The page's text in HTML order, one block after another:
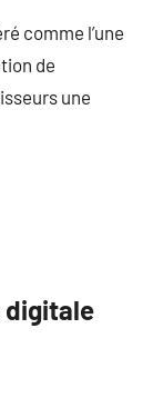
comme l’une
de
une
digitale